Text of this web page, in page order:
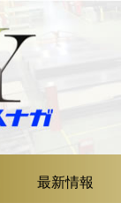
最新情報